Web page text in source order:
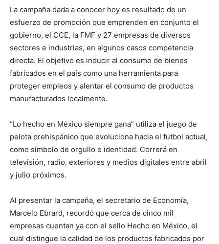
La campaña dada a conocer hoy es resultado de un
esfuerzo de promoción que emprenden en conjunto el
gobierno, el CCE, la FMF y 27 empresas de diversos
sectores e industrias, en algunos casos competencia
directa. El objetivo es inducir al consumo de bienes
fabricados en el país como una herramienta para
proteger empleos y alentar el consumo de productos
manufacturados localmente.
“Lo hecho en México siempre gana” utiliza el juego de
pelota prehispánico que evoluciona hacia el futbol actual,
como símbolo de orgullo e identidad. Correrá en
televisión, radio, exteriores y medios digitales entre abril
y julio próximos.
Al presentar la campaña, el secretario de Economía,
Marcelo Ebrard, recordó que cerca de cinco mil
empresas cuentan ya con el sello Hecho en México, el
cual distingue la calidad de los productos fabricados por